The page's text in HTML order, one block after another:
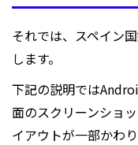
それでは、スペイン
します。
下記の説明では
面のスクリーンショ
イアウトが一部かわ